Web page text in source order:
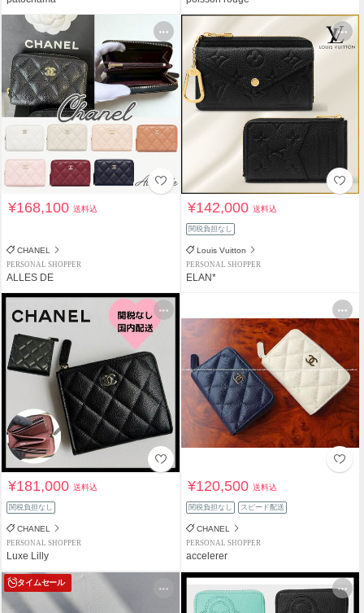
¥168,100送料込
CHANEL
PERSONAL SHOPPER
ALLES DE
¥142,000送料込
関税負担なし
Louis Vuitton
PERSONAL SHOPPER
ELAN*
¥181,000送料込
関税負担なし
CHANEL
PERSONAL SHOPPER
Luxe Lilly
¥120,500送料込
関税負担なし スピード配送
CHANEL
PERSONAL SHOPPER
accelerer
タイムセール